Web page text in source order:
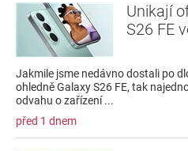
Unikají
S26 FE
Jakmile jsme nedávno dostali po
ohledně Galaxy S26 FE, tak
odvahu o zařízení ...
před 1 dnem